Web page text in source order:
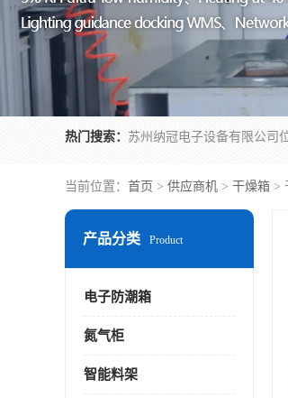
热门搜索：
当前位置： 首页 > 供应商机 > 干燥箱 >
产品分类 Product
电子防潮箱
氮气柜
智能料架